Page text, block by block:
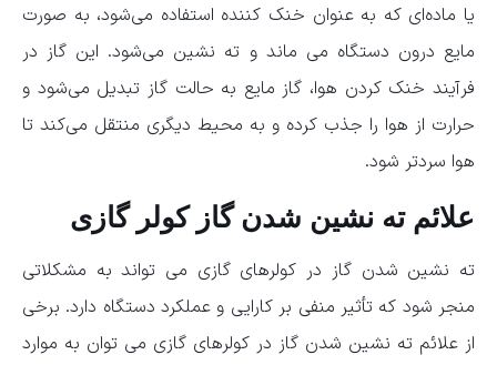
یا ماده‌ای که به عنوان خنک ‌کننده استفاده می‌شود، به صورت
مایع درون دستگاه می ماند و ته ‌نشین می‌شود. این گاز در
فرآیند خنک ‌کردن هوا، گاز مایع به حالت گاز تبدیل می‌شود و
حرارت از هوا را جذب کرده و به محیط دیگری منتقل می‌کند تا
هوا سردتر شود.
علائم ته نشین شدن گاز کولر گازی
ته نشین شدن گاز در کولرهای گازی می ‌تواند به مشکلاتی
منجر شود که تأثیر منفی بر کارایی و عملکرد دستگاه دارد. برخی
از علائم ته نشین شدن گاز در کولرهای گازی می توان به موارد